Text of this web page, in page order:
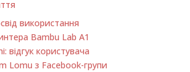
використання
Bambu Lab A1
відгук користувача
Lomu з Facebook-групи